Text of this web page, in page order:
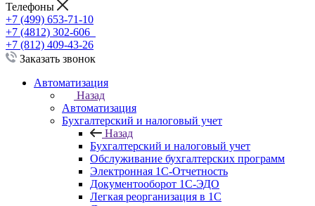
Телефоны
+7 (499) 653-71-10
+7 (4812) 302-606
+7 (812) 409-43-26
Заказать звонок
Автоматизация
Назад
Автоматизация
Бухгалтерский и налоговый учет
Назад
Бухгалтерский и налоговый учет
Обслуживание бухгалтерских программ
Электронная 1С-Отчетность
Документооборот 1С-ЭДО
Легкая реорганизация в 1С